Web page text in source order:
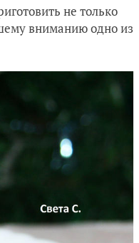
не только
вниманию одно из